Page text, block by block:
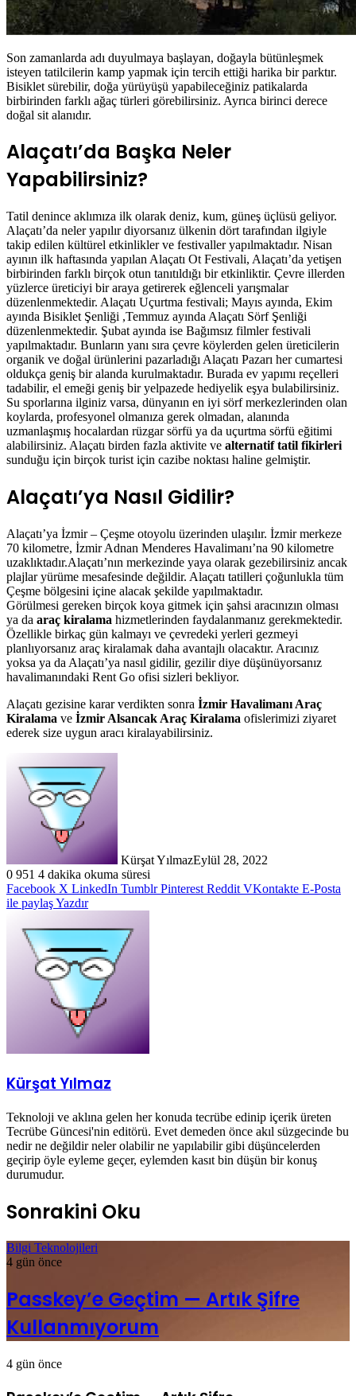
Son zamanlarda adı duyulmaya başlayan, doğayla bütünleşmek
isteyen tatilcilerin kamp yapmak için tercih ettiği harika bir parktır.
Bisiklet sürebilir, doğa yürüyüşü yapabileceğiniz patikalarda
birbirinden farklı ağaç türleri görebilirsiniz. Ayrıca birinci derece
doğal sit alanıdır.
Alaçatı’da Başka Neler
Yapabilirsiniz?
Tatil denince aklımıza ilk olarak deniz, kum, güneş üçlüsü geliyor.
Alaçatı’da neler yapılır diyorsanız ülkenin dört tarafından ilgiyle
takip edilen kültürel etkinlikler ve festivaller yapılmaktadır. Nisan
ayının ilk haftasında yapılan Alaçatı Ot Festivali, Alaçatı’da yetişen
birbirinden farklı birçok otun tanıtıldığı bir etkinliktir. Çevre illerden
yüzlerce üreticiyi bir araya getirerek eğlenceli yarışmalar
düzenlenmektedir. Alaçatı Uçurtma festivali; Mayıs ayında, Ekim
ayında Bisiklet Şenliği ,Temmuz ayında Alaçatı Sörf Şenliği
düzenlenmektedir. Şubat ayında ise Bağımsız filmler festivali
yapılmaktadır. Bunların yanı sıra çevre köylerden gelen üreticilerin
organik ve doğal ürünlerini pazarladığı Alaçatı Pazarı her cumartesi
oldukça geniş bir alanda kurulmaktadır. Burada ev yapımı reçelleri
tadabilir, el emeği geniş bir yelpazede hediyelik eşya bulabilirsiniz.
Su sporlarına ilginiz varsa, dünyanın en iyi sörf merkezlerinden olan
koylarda, profesyonel olmanıza gerek olmadan, alanında
uzmanlaşmış hocalardan rüzgar sörfü ya da uçurtma sörfü eğitimi
alabilirsiniz. Alaçatı birden fazla aktivite ve alternatif tatil fikirleri
sunduğu için birçok turist için cazibe noktası haline gelmiştir.
Alaçatı’ya Nasıl Gidilir?
Alaçatı’ya İzmir – Çeşme otoyolu üzerinden ulaşılır. İzmir merkeze
70 kilometre, İzmir Adnan Menderes Havalimanı’na 90 kilometre
uzaklıktadır.Alaçatı’nın merkezinde yaya olarak gezebilirsiniz ancak
plajlar yürüme mesafesinde değildir. Alaçatı tatilleri çoğunlukla tüm
Çeşme bölgesini içine alacak şekilde yapılmaktadır.
Görülmesi gereken birçok koya gitmek için şahsi aracınızın olması
ya da araç kiralama hizmetlerinden faydalanmanız gerekmektedir.
Özellikle birkaç gün kalmayı ve çevredeki yerleri gezmeyi
planlıyorsanız araç kiralamak daha avantajlı olacaktır. Aracınız
yoksa ya da Alaçatı’ya nasıl gidilir, gezilir diye düşünüyorsanız
havalimanındaki Rent Go ofisi sizleri bekliyor.
Alaçatı gezisine karar verdikten sonra İzmir Havalimanı Araç
Kiralama ve İzmir Alsancak Araç Kiralama ofislerimizi ziyaret
ederek size uygun aracı kiralayabilirsiniz.
Kürşat YılmazEylül 28, 2022
0 951 4 dakika okuma süresi
Facebook X LinkedIn Tumblr Pinterest Reddit VKontakte E-Posta
ile paylaşYazdır
Kürşat Yılmaz
Teknoloji ve aklına gelen her konuda tecrübe edinip içerik üreten
Tecrübe Güncesi'nin editörü. Evet demeden önce akıl süzgecinde bu
nedir ne değildir neler olabilir ne yapılabilir gibi düşüncelerden
geçirip öyle eyleme geçer, eylemden kasıt bin düşün bir konuş
durumudur.
Sonrakini Oku
Bilgi Teknolojileri
4 gün önce
Passkey’e Geçtim — Artık Şifre
Kullanmıyorum
4 gün önce